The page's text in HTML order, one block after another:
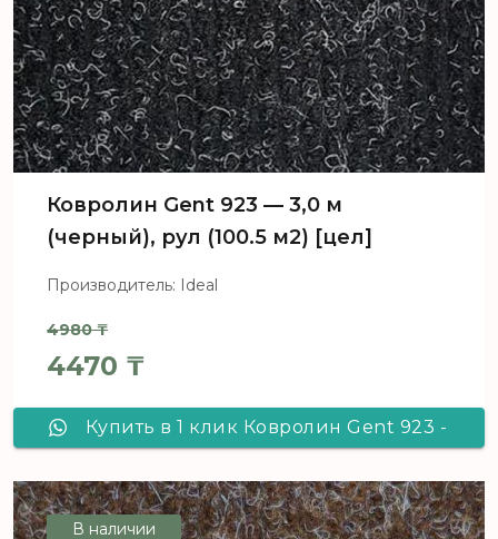
Ковролин Gent 923 — 3,0 м
(черный), рул (100.5 м2) [цел]
Производитель: Ideal
4980₸
Первоначальная цена
4470 ₸
Текущая цена: 4470 ₸.
Купить в 1 клик Ковролин Gent 923 -
В наличии